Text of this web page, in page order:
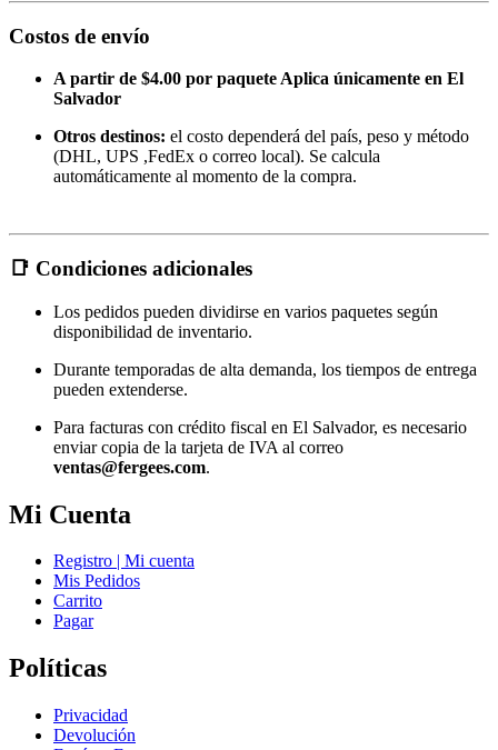
Costos de envío
A partir de $4.00 por paquete Aplica únicamente en El
Salvador
Otros destinos: el costo dependerá del país, peso y método
(DHL, UPS ,FedEx o correo local). Se calcula
automáticamente al momento de la compra.
📑 Condiciones adicionales
Los pedidos pueden dividirse en varios paquetes según
disponibilidad de inventario.
Durante temporadas de alta demanda, los tiempos de entrega
pueden extenderse.
Para facturas con crédito fiscal en El Salvador, es necesario
enviar copia de la tarjeta de IVA al correo
ventas@fergees.com.
Mi Cuenta
Registro | Mi cuenta
Mis Pedidos
Carrito
Pagar
Políticas
Privacidad
Devolución